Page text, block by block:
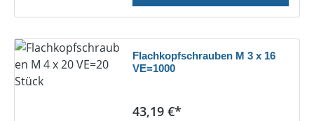
Flachkopfschrauben M 3 x 16
VE=1000
Regulärer Preis:
43,19 €*